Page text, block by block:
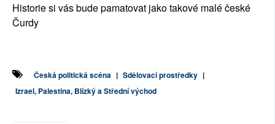
Historie si vás bude pamatovat jako takové malé české
Čurdy
Česká politická scéna | Sdělovací prostředky |
Izrael, Palestina, Blízký a Střední východ